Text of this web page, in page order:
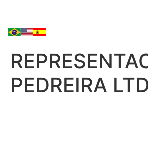
PEDREIRA